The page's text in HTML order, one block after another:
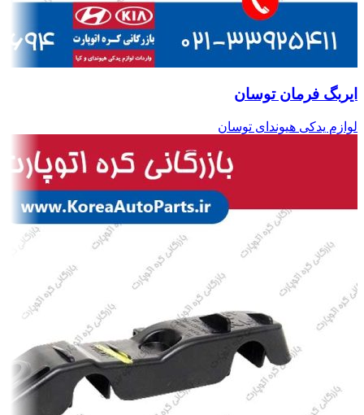
ایربگ فرمان توسان
لوازم یدکی هیوندای توسان